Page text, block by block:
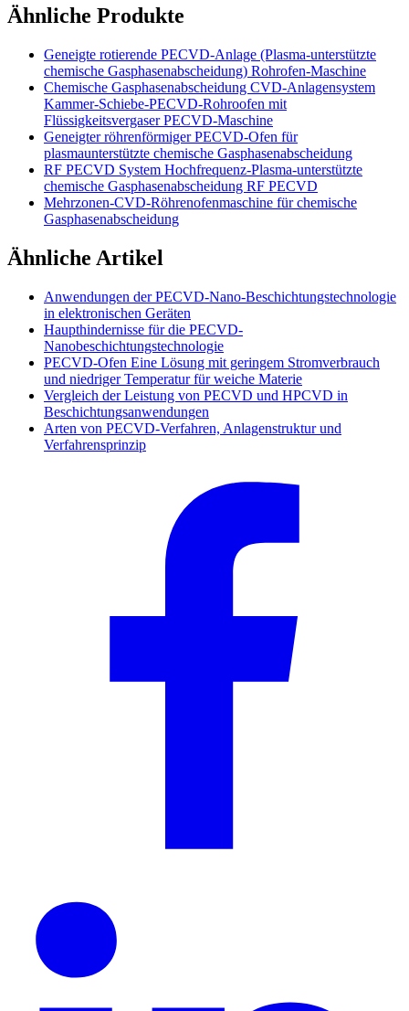
Ähnliche Produkte
Geneigte rotierende PECVD-Anlage (Plasma-unterstützte
chemische Gasphasenabscheidung) Rohrofen-Maschine
Chemische Gasphasenabscheidung CVD-Anlagensystem
Kammer-Schiebe-PECVD-Rohroofen mit
Flüssigkeitsvergaser PECVD-Maschine
Geneigter röhrenförmiger PECVD-Ofen für
plasmaunterstützte chemische Gasphasenabscheidung
RF PECVD System Hochfrequenz-Plasma-unterstützte
chemische Gasphasenabscheidung RF PECVD
Mehrzonen-CVD-Röhrenofenmaschine für chemische
Gasphasenabscheidung
Ähnliche Artikel
Anwendungen der PECVD-Nano-Beschichtungstechnologie
in elektronischen Geräten
Haupthindernisse für die PECVD-
Nanobeschichtungstechnologie
PECVD-Ofen Eine Lösung mit geringem Stromverbrauch
und niedriger Temperatur für weiche Materie
Vergleich der Leistung von PECVD und HPCVD in
Beschichtungsanwendungen
Arten von PECVD-Verfahren, Anlagenstruktur und
Verfahrensprinzip